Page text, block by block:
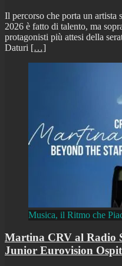
Il percorso che porta un artista
2026 è fatto di talento, ma
protagonisti più attesi della
Daturi […]
Musica, il Ritmo che
Martina CRV al Radio
Junior Eurovision